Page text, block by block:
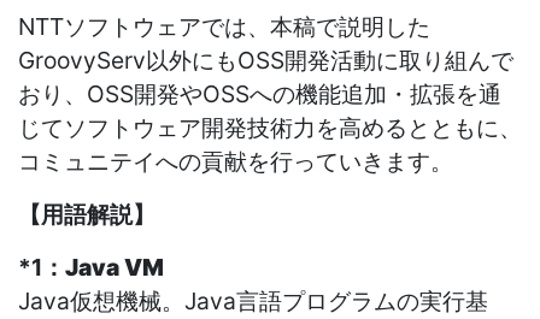
NTTソフトウェアでは、本稿で説明した
GroovyServ以外にもOSS開発活動に取り組んで
おり、OSS開発やOSSへの機能追加・拡張を通
じてソフトウェア開発技術力を高めるとともに、
コミュニテイへの貢献を行っていきます。
【用語解説】
*1： Java VM
Java仮想機械。Java言語プログラムの実行基